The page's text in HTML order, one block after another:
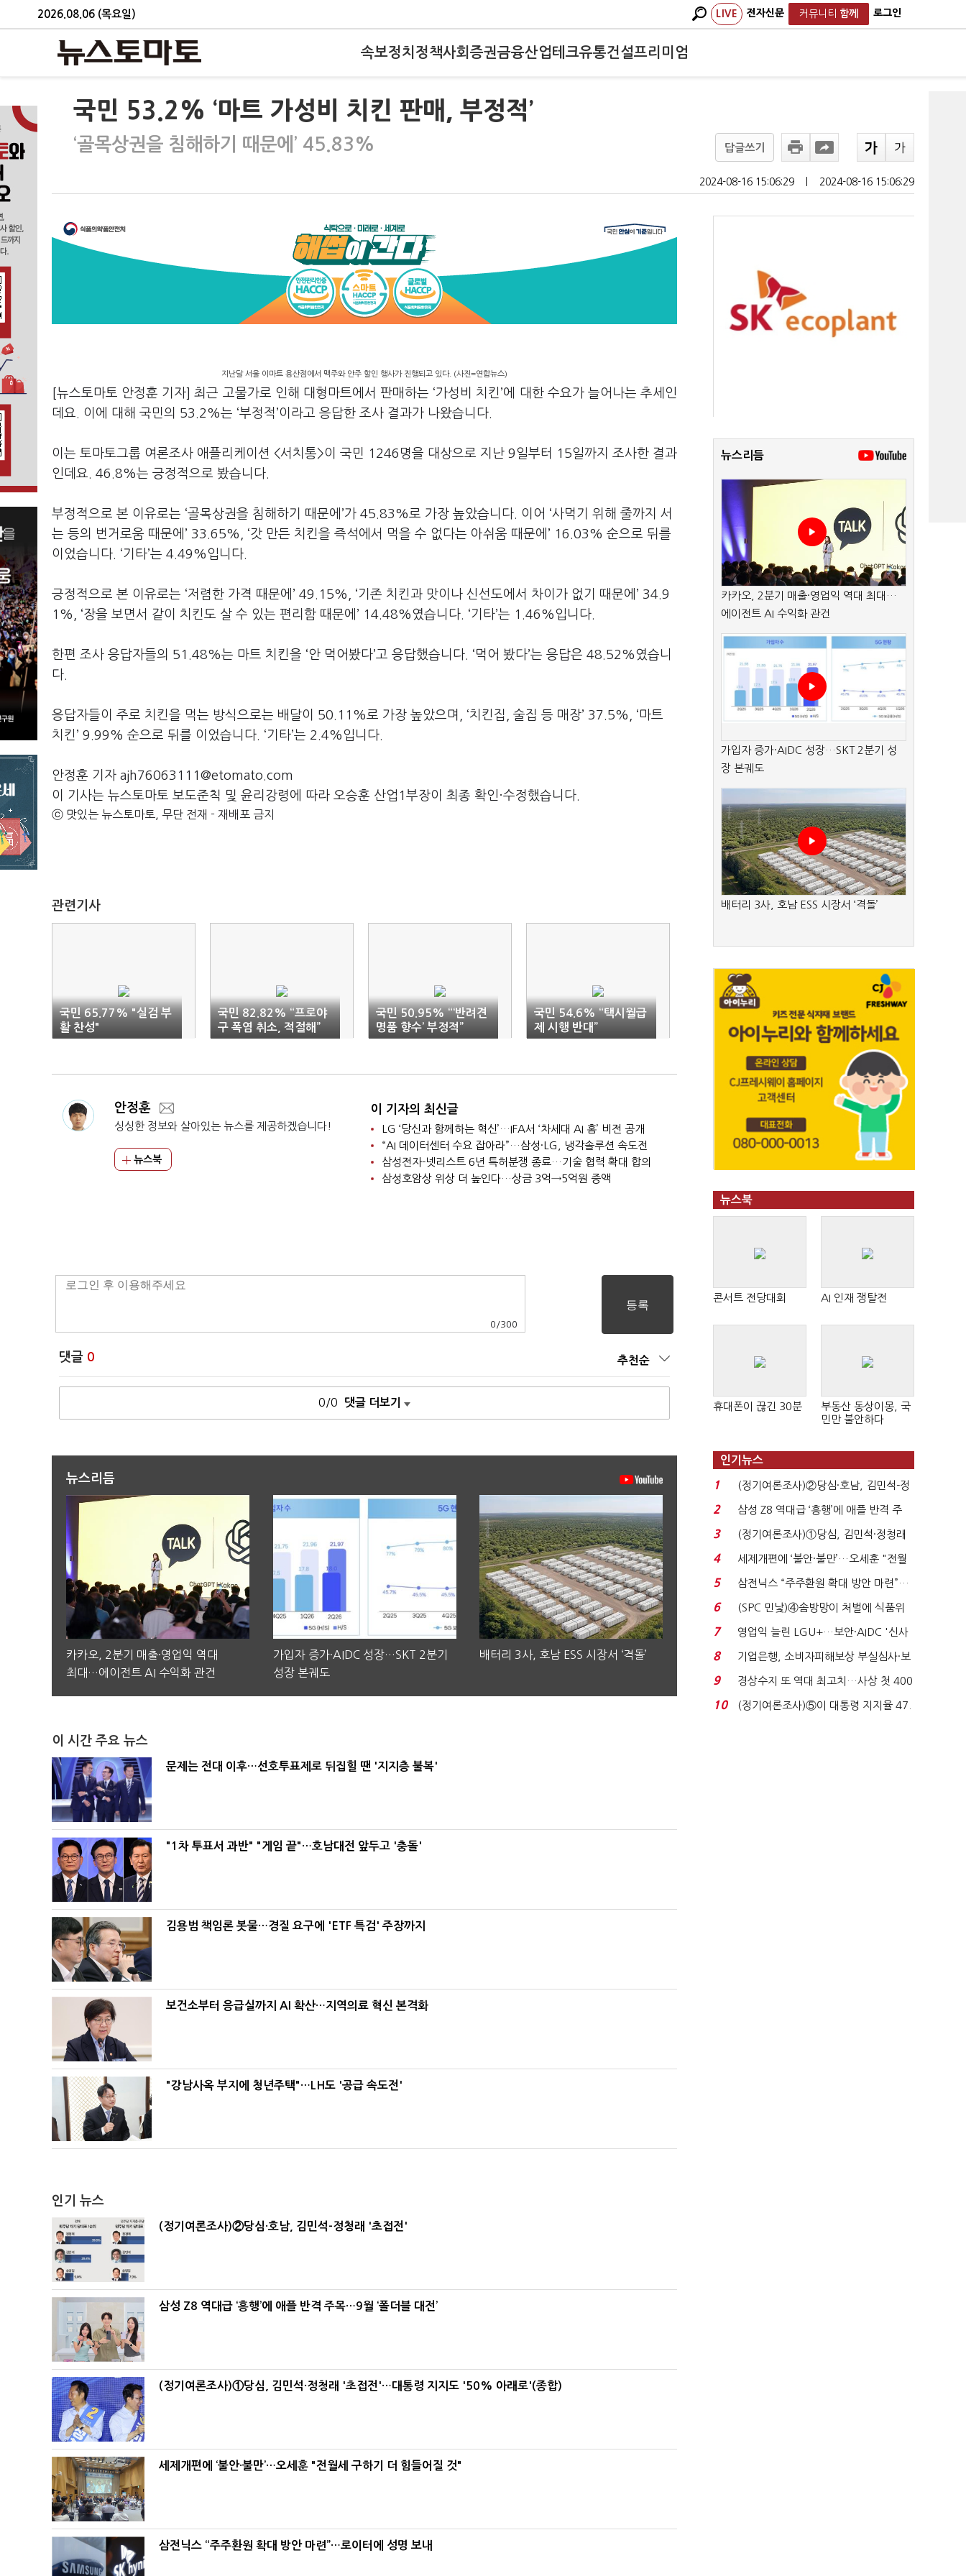
2026.08.06 (목요일) LIVE 전자신문 커뮤니티 함께 로그인
속보정치 정책사회 증권금융산업테크유통건설프리미엄
국민 53.2% ‘마트 가성비 치킨 판매, 부정적’
‘골목상권을 침해하기 때문에’ 45.83% 답글쓰기
2024-08-16 15:06:29 2024-08-16 15:06:29
지난달 서울 이마트 용산점에서 맥주와 안주 할인 행사가 진행되고 있다. (사진=연합뉴스)
[뉴스토마토 안정훈 기자] 최근 고물가로 인해 대형마트에서 판매하는 ‘가성비 치킨’에 대한 수요가 늘어나는 추세인
데요. 이에 대해 국민의 53.2%는 ‘부정적’이라고 응답한 조사 결과가 나왔습니다.
이는 토마토그룹 여론조사 애플리케이션 <서치통>이 국민 1246명을 대상으로 지난 9일부터 15일까지 조사한 결과
인데요. 46.8%는 긍정적으로 봤습니다.
부정적으로 본 이유로는 ‘골목상권을 침해하기 때문에’가 45.83%로 가장 높았습니다. 이어 ‘사먹기 위해 줄까지 서
는 등의 번거로움 때문에’ 33.65%, ‘갓 만든 치킨을 즉석에서 먹을 수 없다는 아쉬움 때문에’ 16.03% 순으로 뒤를
이었습니다. ‘기타’는 4.49%입니다.
긍정적으로 본 이유로는 ‘저렴한 가격 때문에’ 49.15%, ‘기존 치킨과 맛이나 신선도에서 차이가 없기 때문에’ 34.9
1%, ‘장을 보면서 같이 치킨도 살 수 있는 편리함 때문에’ 14.48%였습니다. ‘기타’는 1.46%입니다.
한편 조사 응답자들의 51.48%는 마트 치킨을 ‘안 먹어봤다’고 응답했습니다. ‘먹어 봤다’는 응답은 48.52%였습니
다.
응답자들이 주로 치킨을 먹는 방식으로는 배달이 50.11%로 가장 높았으며, ‘치킨집, 술집 등 매장’ 37.5%, ‘마트
치킨’ 9.99% 순으로 뒤를 이었습니다. ‘기타’는 2.4%입니다.
안정훈 기자 ajh76063111@etomato.com
이 기사는 뉴스토마토 보도준칙 및 윤리강령에 따라 오승훈 산업1부장이 최종 확인·수정했습니다.
ⓒ 맛있는 뉴스토마토, 무단 전재 - 재배포 금지
관련기사
국민 65.77% "실검 부
활 찬성"
국민 82.82% “프로야
구 폭염 취소, 적절해”
국민 50.95% “‘반려견
명품 향수’ 부정적”
국민 54.6% “택시월급
제 시행 반대”
안정훈
싱싱한 정보와 살아있는 뉴스를 제공하겠습니다!
뉴스북
이 기자의 최신글
LG ‘당신과 함께하는 혁신’…IFA서 ‘차세대 AI 홈’ 비전 공개
“AI 데이터센터 수요 잡아라”…삼성·LG, 냉각솔루션 속도전
삼성전자-넷리스트 6년 특허분쟁 종료…기술 협력 확대 합의
삼성호암상 위상 더 높인다…상금 3억→5억원 증액
0 /300
댓글 0 추천순
0/0 댓글 더보기
뉴스리듬
카카오, 2분기 매출·영업익 역대
최대…에이전트 AI 수익화 관건
가입자 증가·AIDC 성장…SKT 2분기
성장 본궤도
배터리 3사, 호남 ESS 시장서 ‘격돌’
이 시간 주요 뉴스
문제는 전대 이후…선호투표제로 뒤집힐 땐 '지지층 불복'
"1차 투표서 과반" "게임 끝"…호남대전 앞두고 '충돌'
김용범 책임론 봇물…경질 요구에 'ETF 특검' 주장까지
보건소부터 응급실까지 AI 확산…지역의료 혁신 본격화
"강남사옥 부지에 청년주택"…LH도 '공급 속도전'
인기 뉴스
(정기여론조사)②당심·호남, 김민석-정청래 '초접전'
삼성 Z8 역대급 ‘흥행’에 애플 반격 주목…9월 ‘폴더블 대전’
(정기여론조사)①당심, 김민석·정청래 '초접전'…대통령 지지도 '50% 아래로'(종합)
세제개편에 ‘불안·불만’…오세훈 "전월세 구하기 더 힘들어질 것"
삼전닉스 “주주환원 확대 방안 마련”…로이터에 성명 보내
뉴스리듬
카카오, 2분기 매출·영업익 역대 최대…
에이전트 AI 수익화 관건
가입자 증가·AIDC 성장…SKT 2분기 성
장 본궤도
배터리 3사, 호남 ESS 시장서 ‘격돌’
뉴스북
콘서트 전당대회 AI 인재 쟁탈전
휴대폰이 끊긴 30분
부동산 동상이몽, 국
민만 불안하다
인기뉴스
1
(정기여론조사)②당심·호남, 김민석-정
청래 '초접전'...
2
삼성 Z8 역대급 ‘흥행’에 애플 반격 주
목…9월 ‘폴...
3
(정기여론조사)①당심, 김민석·정청래
'초접전'…대통령 ...
4
세제개편에 ‘불안·불만’…오세훈 "전월
세 구하기 더 ...
5
삼전닉스 “주주환원 확대 방안 마련”…
로이터에 성명...
6
(SPC 민낯)④솜방망이 처벌에 식품위
생법 위반 반복...
7
영업익 늘린 LGU+…보안·AIDC '신사
업 드라이브'...
8
기업은행, 소비자피해보상 부실심사·보
이스피싱 공시 ...
9
경상수지 또 역대 최고치…사상 첫 400
억달러에 '3% 성...
10
(정기여론조사)⑤이 대통령 지지율 47.